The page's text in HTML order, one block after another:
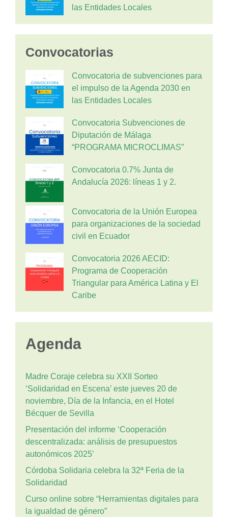
las Entidades Locales
Convocatorias
Convocatoria de subvenciones para
el impulso de la Agenda 2030 en
las Entidades Locales
Convocatoria Subvenciones de
Diputación de Málaga
“PROGRAMA MICROCLIMAS”
Convocatoria 0.7% Junta de
Andalucía 2026: líneas 1 y 2.
Convocatoria de la Unión Europea
para organizaciones de la sociedad
civil en Ecuador
Convocatoria 2026 AECID:
Programa de Cooperación
Triangular para América Latina y El
Caribe
Agenda
Madre Coraje celebra su XXII Sorteo
‘Solidaridad en Escena’ este jueves 20 de
noviembre, Día de la Infancia, en el Hotel
Bécquer de Sevilla
Presentación del informe ‘Cooperación
descentralizada: análisis de presupuestos
autonómicos 2025’
Córdoba Solidaria celebra la 32ª Feria de la
Solidaridad
Curso online sobre “Herramientas digitales para
la igualdad de género”